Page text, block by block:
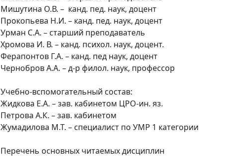
Мишутина О.В. – канд. пед. наук, доцент
Прокопьева Н.И. – канд. пед. наук, доцент
Урман С.А. – старший преподаватель
Хромова И. В. – канд. психол. наук, доцент.
Ферапонтов Г.А. – канд. пед наук, доцент
Чернобров А.А. – д-р филол. наук, профессор
Учебно-вспомогательный состав:
Жидкова Е.А. – зав. кабинетом ЦРО-ин. яз.
Петрова А.К. – зав. кабинетом
Жумадилова М.Т. – специалист по УМР 1 категории
Перечень основных читаемых дисциплин